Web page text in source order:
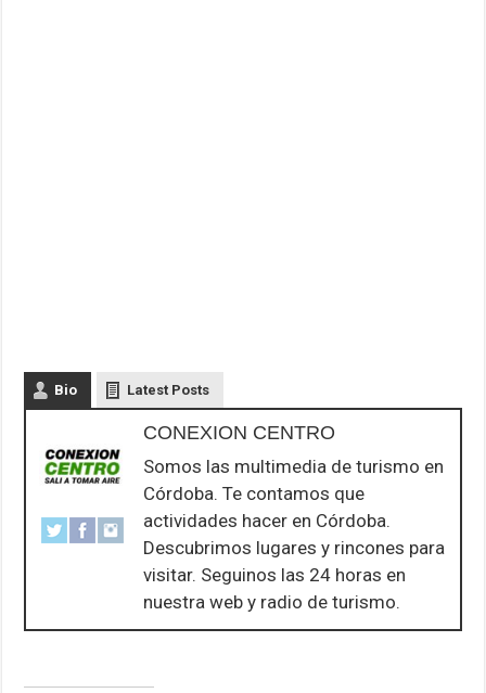
Bio Latest Posts
CONEXION CENTRO
Somos las multimedia de turismo en
Córdoba. Te contamos que
actividades hacer en Córdoba.
Descubrimos lugares y rincones para
visitar. Seguinos las 24 horas en
nuestra web y radio de turismo.